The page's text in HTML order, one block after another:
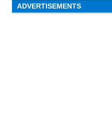
ADVERTISEMENTS